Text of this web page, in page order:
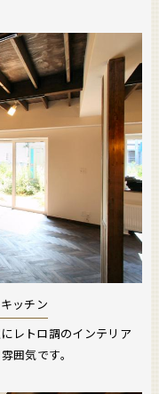
ッチン
レトロ調のインテリア
囲気です。